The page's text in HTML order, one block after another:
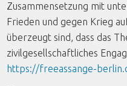
Zusammensetzung mit
Frieden und gegen Krieg
überzeugt sind, dass das
zivilgesellschaftliches
https://freeassange-